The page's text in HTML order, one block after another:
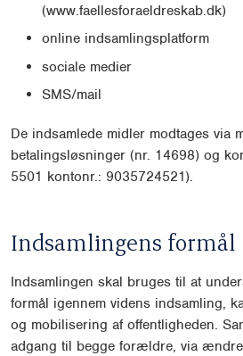
(www.faellesforaeldreskab.dk)
online indsamlingsplatform
sociale medier
SMS/mail
De indsamlede midler modtages via
betalingsløsninger (nr. 14698) og
5501 kontonr.: 9035724521).
Indsamlingens formål
Indsamlingen skal bruges til at
formål igennem videns indsamling,
og mobilisering af offentligheden.
adgang til begge forældre, via